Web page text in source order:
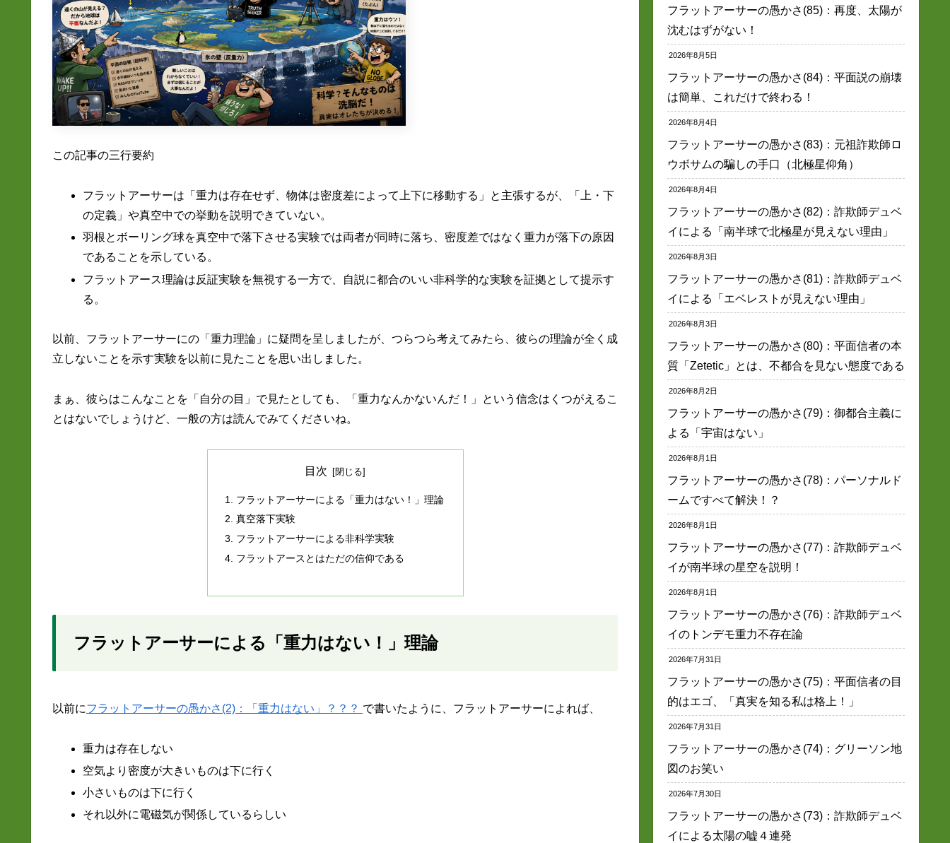
この記事の三行要約
フラットアーサーは「重力は存在せず、物体は密度差によって上下に移動する」と主張するが、「上・下
の定義」や真空中での挙動を説明できていない。
羽根とボーリング球を真空中で落下させる実験では両者が同時に落ち、密度差ではなく重力が落下の原因
であることを示している。
フラットアース理論は反証実験を無視する一方で、自説に都合のいい非科学的な実験を証拠として提示す
る。
以前、フラットアーサーにの「重力理論」に疑問を呈しましたが、つらつら考えてみたら、彼らの理論が全く成
立しないことを示す実験を以前に見たことを思い出しました。
まぁ、彼らはこんなことを「自分の目」で見たとしても、「重力なんかないんだ！」という信念はくつがえるこ
とはないでしょうけど、一般の方は読んでみてくださいね。
目次
フラットアーサーによる「重力はない！」理論
真空落下実験
フラットアーサーによる非科学実験
フラットアースとはただの信仰である
フラットアーサーによる「重力はない！」理論
以前にフラットアーサーの愚かさ(2)：「重力はない」？？？ で書いたように、フラットアーサーによれば、
重力は存在しない
空気より密度が大きいものは下に行く
小さいものは下に行く
それ以外に電磁気が関係しているらしい
フラットアーサーの愚かさ(85)：再度、太陽が
沈むはずがない！
2026年8月5日
フラットアーサーの愚かさ(84)：平面説の崩壊
は簡単、これだけで終わる！
2026年8月4日
フラットアーサーの愚かさ(83)：元祖詐欺師ロ
ウボサムの騙しの手口（北極星仰角）
2026年8月4日
フラットアーサーの愚かさ(82)：詐欺師デュベ
イによる「南半球で北極星が見えない理由」
2026年8月3日
フラットアーサーの愚かさ(81)：詐欺師デュベ
イによる「エベレストが見えない理由」
2026年8月3日
フラットアーサーの愚かさ(80)：平面信者の本
質「Zetetic」とは、不都合を見ない態度である
2026年8月2日
フラットアーサーの愚かさ(79)：御都合主義に
よる「宇宙はない」
2026年8月1日
フラットアーサーの愚かさ(78)：パーソナルド
ームですべて解決！？
2026年8月1日
フラットアーサーの愚かさ(77)：詐欺師デュベ
イが南半球の星空を説明！
2026年8月1日
フラットアーサーの愚かさ(76)：詐欺師デュベ
イのトンデモ重力不存在論
2026年7月31日
フラットアーサーの愚かさ(75)：平面信者の目
的はエゴ、「真実を知る私は格上！」
2026年7月31日
フラットアーサーの愚かさ(74)：グリーソン地
図のお笑い
2026年7月30日
フラットアーサーの愚かさ(73)：詐欺師デュベ
イによる太陽の嘘４連発